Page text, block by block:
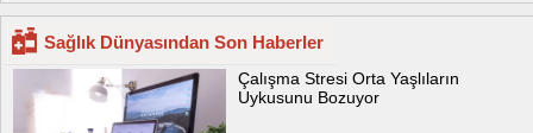
Sağlık Dünyasından Son Haberler
Çalışma Stresi Orta Yaşlıların
Uykusunu Bozuyor